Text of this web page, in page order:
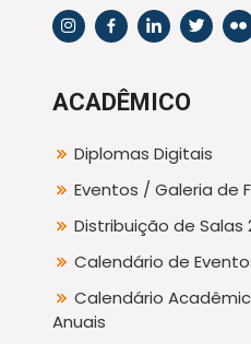
ACADÊMICO
Diplomas Digitais
Eventos / Galeria de
Distribuição de Salas
Calendário de
Calendário
Anuais